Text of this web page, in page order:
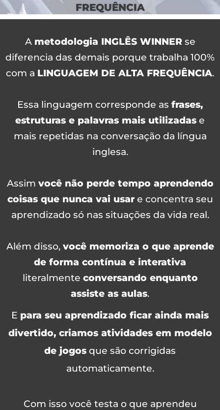
FREQUÊNCIA
A metodologia INGLÊS WINNERse
diferencia das demais porque trabalha 100%
com a LINGUAGEM DE ALTA FREQUÊNCIA.
Essa linguagem corresponde as frases,
estruturas e palavras mais utilizadas e
mais repetidas na conversação da língua
inglesa.
Assim você não perde tempo aprendendo
coisas que nunca vai usare concentra seu
aprendizado só nas situações da vida real.
Além disso, você memoriza o que aprende
de forma contínua e interativa
literalmente conversando enquanto
assiste as aulas.
E para seu aprendizado ficar ainda mais
divertido, criamos atividades em modelo
de jogos que são corrigidas
automaticamente.
Com isso você testa o que aprendeu